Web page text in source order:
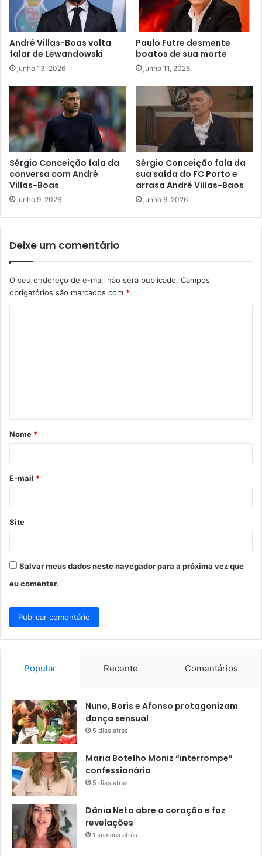
André Villas-Boas volta
falar de Lewandowski
junho 13, 2026
Paulo Futre desmente
boatos de sua morte
junho 11, 2026
Sérgio Conceição fala da
conversa com André
Villas-Boas
junho 9, 2026
Sérgio Conceição fala da
sua saída do FC Porto e
arrasa André Villas-Baos
junho 6, 2026
Deixe um comentário
O seu endereço de e-mail não será publicado. Campos
obrigatórios são marcados com *
á
r
*
Nome *
E-mail *
Site
Salvar meus dados neste navegador para a próxima vez que
eu comentar.
Popular Recente Comentários
Nuno, Boris e Afonso protagonizam
dança sensual
5 dias atrás
Maria Botelho Moniz “interrompe”
confessionário
5 dias atrás
Dânia Neto abre o coração e faz
revelações
1 semana atrás